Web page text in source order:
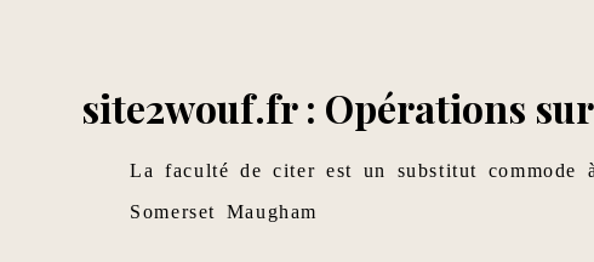
site2wouf.fr : Opérations
La faculté de citer est un substitut commode
Somerset Maugham